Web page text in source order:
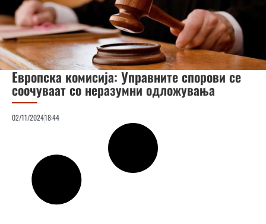
Европска комисија: Управните спорови се
соочуваат со неразумни одложувања
02/11/202418:44